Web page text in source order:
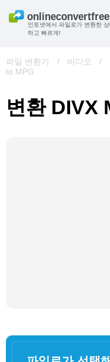
인토넷에서 파일로가 변환한
하고 빠르게!
파일 변환기 / 비디오 /
to MPG
변환 DIVX